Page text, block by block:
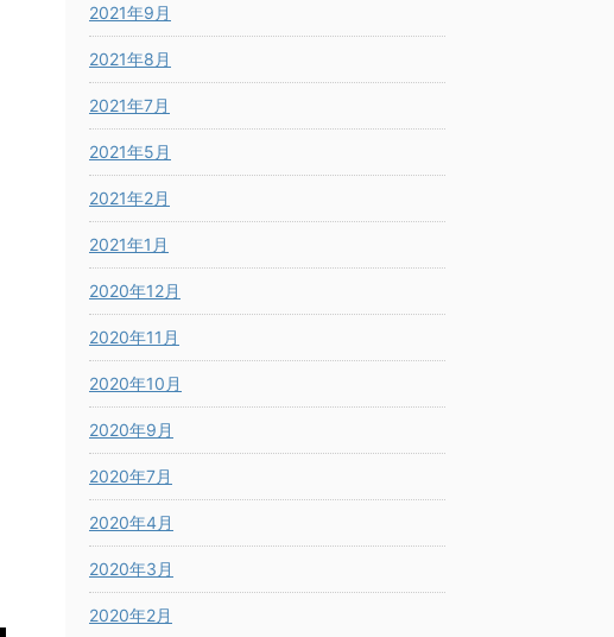
2021年9月
2021年8月
2021年7月
2021年5月
2021年2月
2021年1月
2020年12月
2020年11月
2020年10月
2020年9月
2020年7月
2020年4月
2020年3月
2020年2月